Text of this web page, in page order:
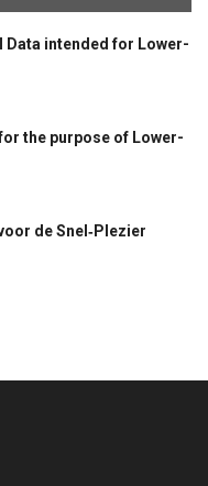
Data intended for Lower-
the purpose of Lower-
de Snel‑Plezier